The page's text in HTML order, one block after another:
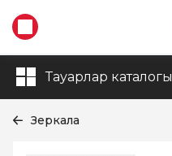
Тауарлар каталогы
Зеркала